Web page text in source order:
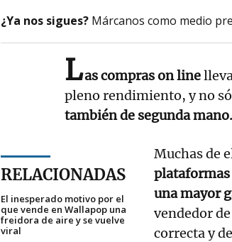
¿Ya nos sigues? Márcanos como medio
Las compras on line
pleno rendimiento, y no
también de segunda mano.
RELACIONADAS
El inesperado motivo por el
que vende en Wallapop una
freidora de aire y se vuelve
viral
Muchas de
una mayor
vendedor
correcta y